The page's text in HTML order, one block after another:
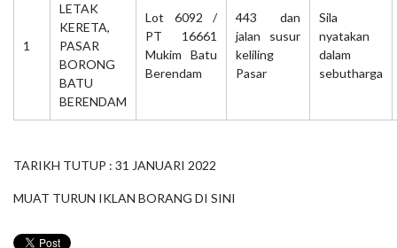
1
LETAK
KERETA,
PASAR
BORONG
BATU
BERENDAM
Lot 6092 /
PT 16661
Mukim Batu
Berendam
443 dan
jalan susur
keliling
Pasar
Sila
nyatakan
dalam
sebutharga
TARIKH TUTUP : 31 JANUARI 2022
MUAT TURUN IKLAN BORANG DI SINI